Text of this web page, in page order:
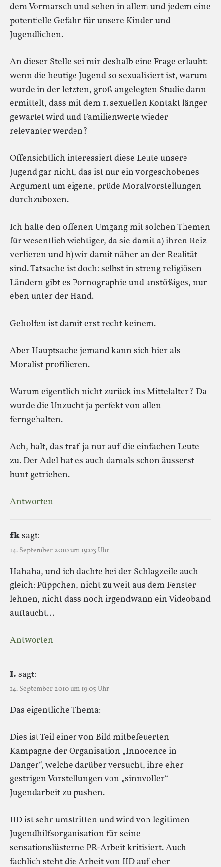
dem Vormarsch und sehen in allem und jedem eine
potentielle Gefahr für unsere Kinder und
Jugendlichen.
An dieser Stelle sei mir deshalb eine Frage erlaubt:
wenn die heutige Jugend so sexualisiert ist, warum
wurde in der letzten, groß angelegten Studie dann
ermittelt, dass mit dem 1. sexuellen Kontakt länger
gewartet wird und Familienwerte wieder
relevanter werden?
Offensichtlich interessiert diese Leute unsere
Jugend gar nicht, das ist nur ein vorgeschobenes
Argument um eigene, prüde Moralvorstellungen
durchzuboxen.
Ich halte den offenen Umgang mit solchen Themen
für wesentlich wichtiger, da sie damit a) ihren Reiz
verlieren und b) wir damit näher an der Realität
sind. Tatsache ist doch: selbst in streng religiösen
Ländern gibt es Pornographie und anstößiges, nur
eben unter der Hand.
Geholfen ist damit erst recht keinem.
Aber Hauptsache jemand kann sich hier als
Moralist profilieren.
Warum eigentlich nicht zurück ins Mittelalter? Da
wurde die Unzucht ja perfekt von allen
ferngehalten.
Ach, halt, das traf ja nur auf die einfachen Leute
zu. Der Adel hat es auch damals schon äusserst
bunt getrieben.
Antworten
fksagt:
14. September 2010 um 19:03 Uhr
Hahaha, und ich dachte bei der Schlagzeile auch
gleich: Püppchen, nicht zu weit aus dem Fenster
lehnen, nicht dass noch irgendwann ein Videoband
auftaucht…
Antworten
I. sagt:
14. September 2010 um 19:05 Uhr
Das eigentliche Thema:
Dies ist Teil einer von Bild mitbefeuerten
Kampagne der Organisation „Innocence in
Danger“, welche darüber versucht, ihre eher
gestrigen Vorstellungen von „sinnvoller“
Jugendarbeit zu pushen.
IID ist sehr umstritten und wird von legitimen
Jugendhilfsorganisation für seine
sensationslüsterne PR-Arbeit kritisiert. Auch
fachlich steht die Arbeit von IID auf eher